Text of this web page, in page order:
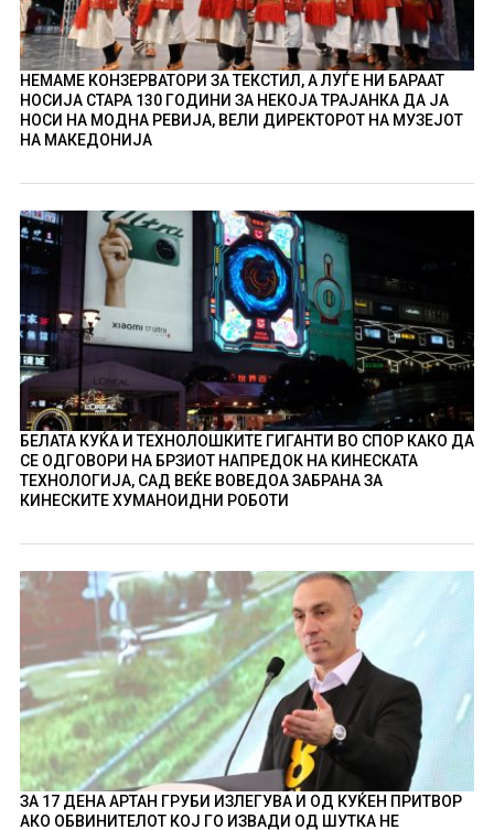
НЕМАМЕ КОНЗЕРВАТОРИ ЗА ТЕКСТИЛ, А ЛУЃЕ НИ БАРААТ
НОСИЈА СТАРА 130 ГОДИНИ ЗА НЕКОЈА ТРАЈАНКА ДА ЈА
НОСИ НА МОДНА РЕВИЈА, ВЕЛИ ДИРЕКТОРОТ НА МУЗЕЈОТ
НА МАКЕДОНИЈА
БЕЛАТА КУЌА И ТЕХНОЛОШКИТЕ ГИГАНТИ ВО СПОР КАКО ДА
СЕ ОДГОВОРИ НА БРЗИОТ НАПРЕДОК НА КИНЕСКАТА
ТЕХНОЛОГИЈА, САД ВЕЌЕ ВОВЕДОА ЗАБРАНА ЗА
КИНЕСКИТЕ ХУМАНОИДНИ РОБОТИ
ЗА 17 ДЕНА АРТАН ГРУБИ ИЗЛЕГУВА И ОД КУЌЕН ПРИТВОР
АКО ОБВИНИТЕЛОТ КОЈ ГО ИЗВАДИ ОД ШУТКА НЕ